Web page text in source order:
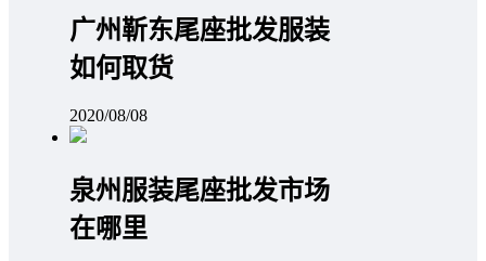
广州靳东尾座批发服装
如何取货
2020/08/08
泉州服装尾座批发市场
在哪里